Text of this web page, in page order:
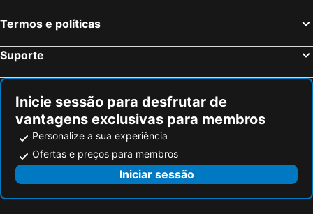
Termos e políticas
Suporte
Inicie sessão para desfrutar de
vantagens exclusivas para membros
Personalize a sua experiência
Ofertas e preços para membros
Iniciar sessão